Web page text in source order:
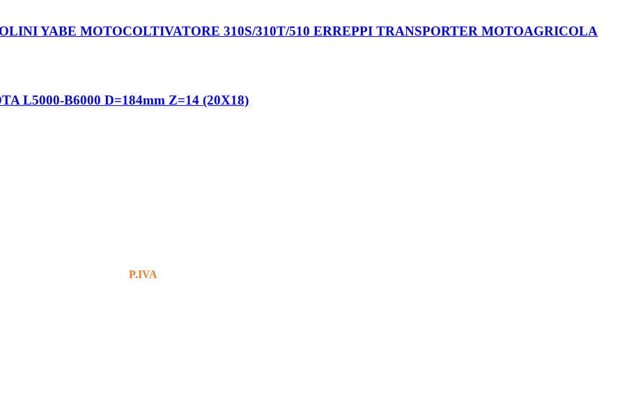
YABE MOTOCOLTIVATORE 310S/310T/510 ERREPPI TRANSPORTER MOTOAGRICOLA
L5000-B6000 D=184mm Z=14 (20X18)
P.IVA